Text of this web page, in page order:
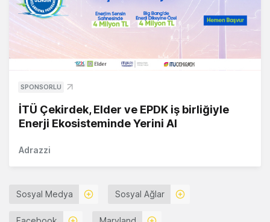
SPONSORLU
İTÜ Çekirdek, Elder ve EPDK iş birliğiyle
Enerji Ekosisteminde Yerini Al
Adrazzi
Sosyal Medya Sosyal Ağlar